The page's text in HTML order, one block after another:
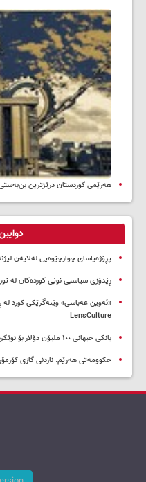
هەرێمی کوردستان درێژترین
پڕۆژەیاسای چوارچێوەیی لەلایەن
ڕێدۆزی سیاسیی نوێی کوردەکان لە
LensCulture
بانکی جیهانی ١٠٠ ملیۆن دۆلار بۆ نوێکردنەوەی سیستەمی پارەی سووریا تەرخان دەکات
حکوومەتی هەرێم: ناردنی گازی